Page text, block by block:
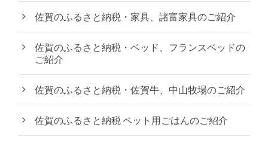
佐賀のふるさと納税・家具、諸富家具のご紹介
佐賀のふるさと納税・ベッド、フランスベッドの
ご紹介
佐賀のふるさと納税・佐賀牛、中山牧場のご紹介
佐賀のふるさと納税 ペット用ごはんのご紹介